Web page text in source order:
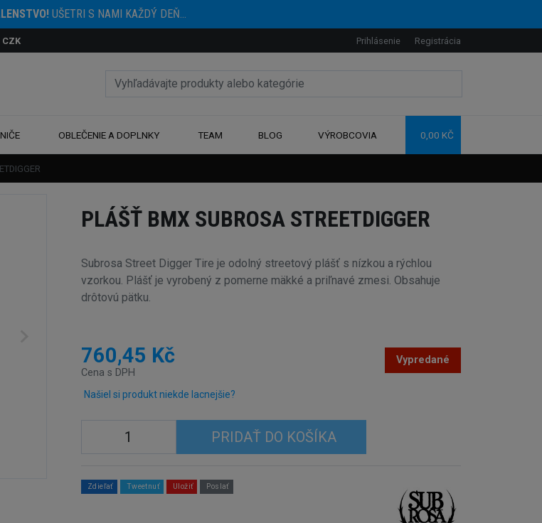
UŠETRI S NAMI KAŽDÝ DEŇ...
CZK Prihlásenie Registrácia
OBLEČENIE A DOPLNKY TEAM BLOG VÝROBCOVIA 0,00 KČ
PLÁŠŤ BMX SUBROSA STREETDIGGER
Subrosa Street Digger Tire je odolný streetový plášť s nízkou a rýchlou
vzorkou. Plášť je vyrobený z pomerne mäkké a priľnavé zmesi. Obsahuje
drôtovú pätku.
760,45 Kč
Cena s DPH
Vypredané
Našiel si produkt niekde lacnejšie?
PRIDAŤ DO KOŠÍKA
Zdieľať Tweetnuť Uložiť Poslať